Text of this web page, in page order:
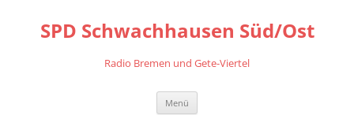
springen
SPD Schwachhausen Süd/Ost
Radio Bremen und Gete-Viertel
Menü